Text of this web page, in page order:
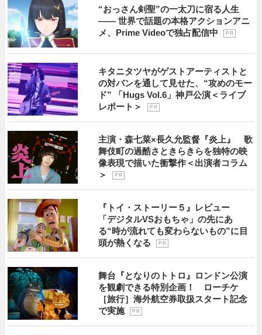
“おっさん剣聖”の一太刀に宿る人生
―― 世界で話題の本格アクションアニ
メ、Prime Videoで独占配信中
P R
キタニタツヤがゲストアーティストと
の対バンを通して見せた、“攻めのモー
ド” 「Hugs Vol.6」神戸公演＜ライブ
レポート＞
P R
主演・森七菜×長久允監督『炎上』 歌
舞伎町の過酷さときらきらを独特の映
像表現で描いた衝撃作＜出演者コラム
＞
P R
『トイ・ストーリー５』レビュー
「デジタルVSおもちゃ」の先にあ
る“時が流れても変わらないもの”に目
頭が熱くなる
P R
舞台『となりのトトロ』ロンドン公演
を観劇できる特別企画！ ローチケ
［旅行］海外航空券取扱スタート記念
で実施
P R